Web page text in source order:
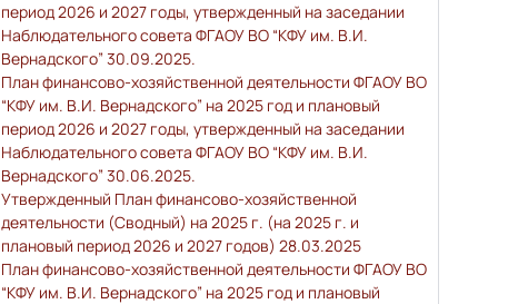
период 2026 и 2027 годы, утвержденный на заседании
Наблюдательного совета ФГАОУ ВО “КФУ им. В.И.
Вернадского” 30.09.2025.
План финансово-хозяйственной деятельности ФГАОУ ВО
“КФУ им. В.И. Вернадского” на 2025 год и плановый
период 2026 и 2027 годы, утвержденный на заседании
Наблюдательного совета ФГАОУ ВО “КФУ им. В.И.
Вернадского” 30.06.2025.
Утвержденный План финансово-хозяйственной
деятельности (Сводный) на 2025 г. (на 2025 г. и
плановый период 2026 и 2027 годов) 28.03.2025
План финансово-хозяйственной деятельности ФГАОУ ВО
“КФУ им. В.И. Вернадского” на 2025 год и плановый